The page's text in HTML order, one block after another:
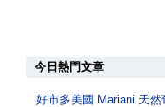
今日熱門文章
好市多美國 Mariani 天